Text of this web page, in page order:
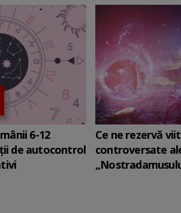
6-12
de autocontrol
Ce ne rezervă
controversate